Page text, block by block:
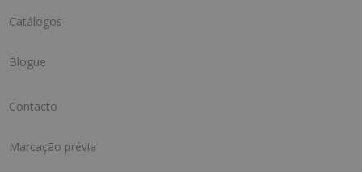
Catálogos
Blogue
Contacto
Marcação prévia